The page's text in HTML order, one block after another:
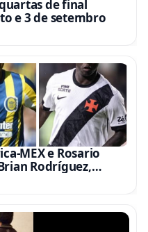
de final
e 3 de setembro
MEX e Rosario
Rodríguez,